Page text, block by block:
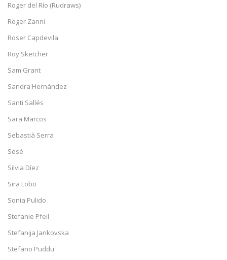
Roger del Río (Rudraws)
Roger Zanni
Roser Capdevila
Roy Sketcher
Sam Grant
Sandra Hernández
Santi Sallés
Sara Marcos
Sebastià Serra
Sesé
Silvia Díez
Sira Lobo
Sonia Pulido
Stefanie Pfeil
Stefanija Jankovska
Stefano Puddu